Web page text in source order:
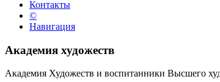
Контакты
©
Навигация
Академия художеств
Академия Художеств и воспитанники Высшего